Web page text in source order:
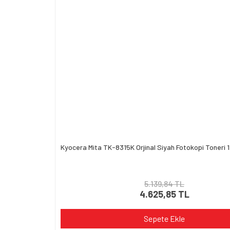
Kyocera Mita TK-8315K Orjinal Siyah Fotokopi Toneri
5.139,84 TL
4.625,85 TL
Sepete Ekle